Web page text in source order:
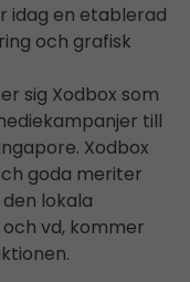
idag en etablerad
och grafisk
sig Xodbox som
till
Xodbox
goda meriter
lokala
vd, kommer